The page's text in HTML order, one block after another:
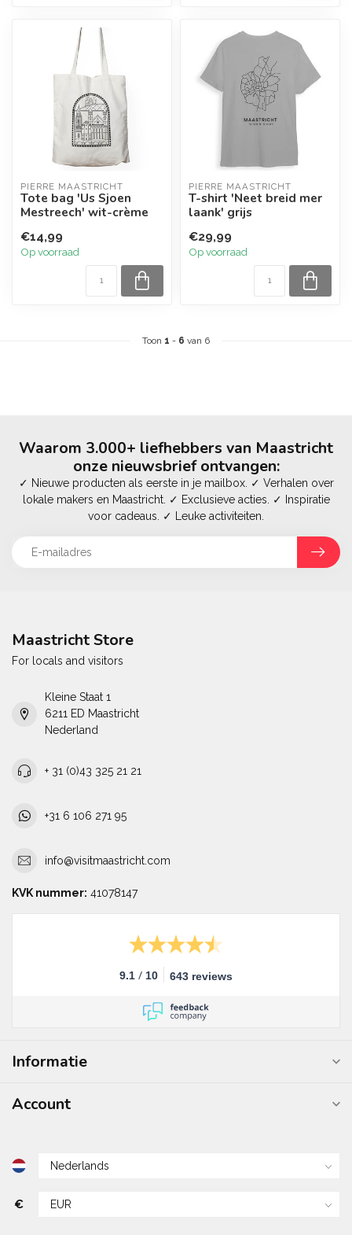
PIERRE MAASTRICHT
Tote bag 'Us Sjoen
Mestreech' wit-crème
€14,99
Op voorraad
PIERRE MAASTRICHT
T-shirt 'Neet breid mer
laank' grijs
€29,99
Op voorraad
Toon 1 - 6 van 6
Waarom 3.000+ liefhebbers van Maastricht
onze nieuwsbrief ontvangen:
✓ Nieuwe producten als eerste in je mailbox. ✓ Verhalen over
lokale makers en Maastricht. ✓ Exclusieve acties. ✓ Inspiratie
voor cadeaus. ✓ Leuke activiteiten.
Maastricht Store
For locals and visitors
Kleine Staat 1
6211 ED Maastricht
Nederland
+ 31 (0)43 325 21 21
+31 6 106 271 95
info@visitmaastricht.com
KVK nummer: 41078147
9.1 / 10 643 reviews
Informatie
Account
€